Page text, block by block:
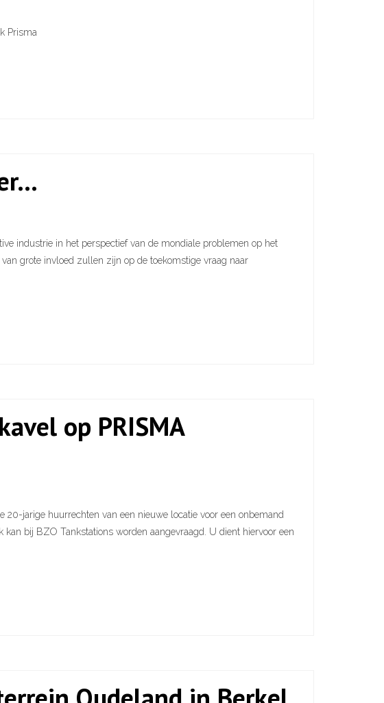
Prisma
industrie in het perspectief van de mondiale problemen op het
grote invloed zullen zijn op de toekomstige vraag naar
op PRISMA
jarige huurrechten van een nieuwe locatie voor een onbemand
bij BZO Tankstations worden aangevraagd. U dient hiervoor een